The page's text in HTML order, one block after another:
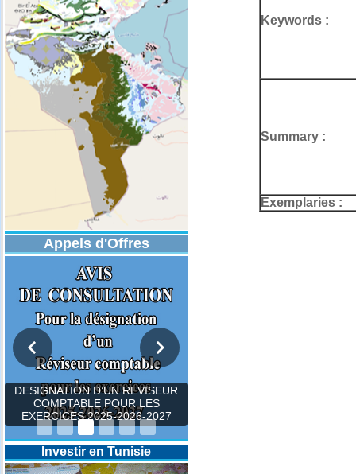
Appels d'Offres
DESIGNATION D’UN REVISEUR
COMPTABLE POUR LES
EXERCICES 2025-2026-2027
Investir en Tunisie
Keywords :
Summary :
Exemplaries :